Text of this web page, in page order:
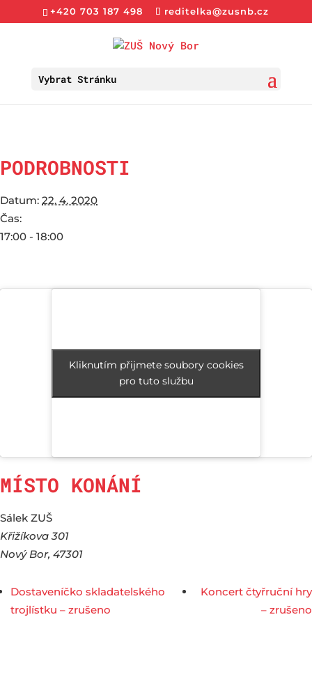
+420 703 187 498 reditelka@zusnb.cz
Vybrat Stránku
PODROBNOSTI
Datum: 22. 4. 2020
Čas:
17:00 - 18:00
MÍSTO KONÁNÍ
Sálek ZUŠ
Křižíkova 301
Nový Bor, 47301
Kliknutím přijmete soubory cookies
pro tuto službu
Kliknutím přijmete soubory cookies
pro tuto službu
Dostaveníčko skladatelského
trojlístku – zrušeno
Koncert čtyřruční hry
– zrušeno